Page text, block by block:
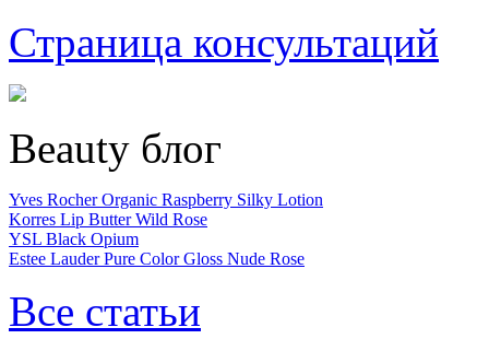
Страница консультаций
Beauty блог
Yves Rocher Organic Raspberry Silky Lotion
Korres Lip Butter Wild Rose
YSL Black Opium
Estee Lauder Pure Color Gloss Nude Rose
Все статьи